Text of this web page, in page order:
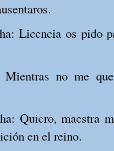
Licencia os pido
Mientras no me
Quiero, maestra
en el reino.